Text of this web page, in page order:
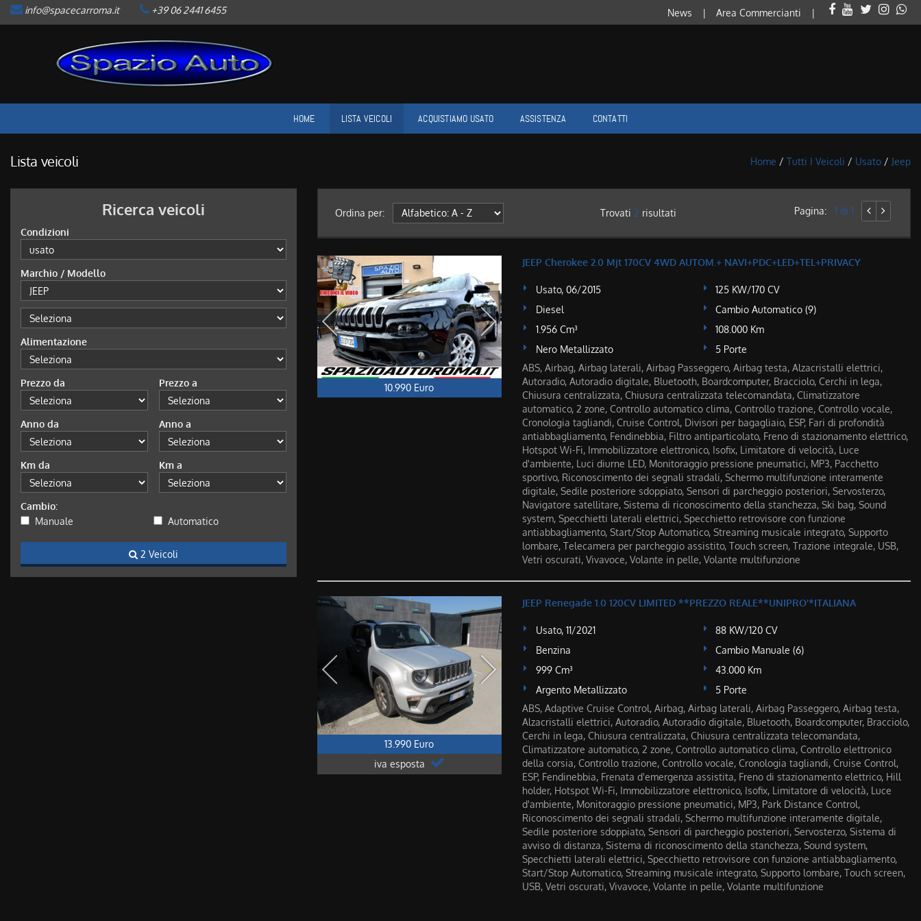
LISTA VEICOLI
AREA COMMERCIANTI
info@spacecarroma.it +39 06 2441 6455 News Area Commercianti
HOME LISTA VEICOLI ACQUISTIAMO USATO ASSISTENZA CONTATTI
Lista veicoli Home / Tutti I Veicoli / Usato / Jeep
Ricerca veicoli
Condizioni
Marchio / Modello
Alimentazione
Prezzo da Prezzo a
Anno da Anno a
Km da Km a
Cambio:
Manuale
Automatico
2 Veicoli
Ordina per: Trovati 2 risultati Pagina: 1 di 1
10.990 Euro
JEEP Cherokee 2.0 Mjt 170CV 4WD AUTOM.+ NAVI+PDC+LED+TEL+PRIVACY
Usato, 06/2015
125 KW/170 CV
Diesel
Cambio Automatico (9)
1.956 Cm³
108.000 Km
Nero Metallizzato
5 Porte
ABS, Airbag, Airbag laterali, Airbag Passeggero, Airbag testa, Alzacristalli elettrici,
Autoradio, Autoradio digitale, Bluetooth, Boardcomputer, Bracciolo, Cerchi in lega,
Chiusura centralizzata, Chiusura centralizzata telecomandata, Climatizzatore
automatico, 2 zone, Controllo automatico clima, Controllo trazione, Controllo vocale,
Cronologia tagliandi, Cruise Control, Divisori per bagagliaio, ESP, Fari di profondità
antiabbagliamento, Fendinebbia, Filtro antiparticolato, Freno di stazionamento elettrico,
Hotspot Wi-Fi, Immobilizzatore elettronico, Isofix, Limitatore di velocità, Luce
d'ambiente, Luci diurne LED, Monitoraggio pressione pneumatici, MP3, Pacchetto
sportivo, Riconoscimento dei segnali stradali, Schermo multifunzione interamente
digitale, Sedile posteriore sdoppiato, Sensori di parcheggio posteriori, Servosterzo,
Navigatore satellitare, Sistema di riconoscimento della stanchezza, Ski bag, Sound
system, Specchietti laterali elettrici, Specchietto retrovisore con funzione
antiabbagliamento, Start/Stop Automatico, Streaming musicale integrato, Supporto
lombare, Telecamera per parcheggio assistito, Touch screen, Trazione integrale, USB,
Vetri oscurati, Vivavoce, Volante in pelle, Volante multifunzione
13.990 Euro
iva esposta
JEEP Renegade 1.0 120CV LIMITED **PREZZO REALE**UNIPRO'*ITALIANA
Usato, 11/2021
88 KW/120 CV
Benzina
Cambio Manuale (6)
999 Cm³
43.000 Km
Argento Metallizzato
5 Porte
ABS, Adaptive Cruise Control, Airbag, Airbag laterali, Airbag Passeggero, Airbag testa,
Alzacristalli elettrici, Autoradio, Autoradio digitale, Bluetooth, Boardcomputer, Bracciolo,
Cerchi in lega, Chiusura centralizzata, Chiusura centralizzata telecomandata,
Climatizzatore automatico, 2 zone, Controllo automatico clima, Controllo elettronico
della corsia, Controllo trazione, Controllo vocale, Cronologia tagliandi, Cruise Control,
ESP, Fendinebbia, Frenata d'emergenza assistita, Freno di stazionamento elettrico, Hill
holder, Hotspot Wi-Fi, Immobilizzatore elettronico, Isofix, Limitatore di velocità, Luce
d'ambiente, Monitoraggio pressione pneumatici, MP3, Park Distance Control,
Riconoscimento dei segnali stradali, Schermo multifunzione interamente digitale,
Sedile posteriore sdoppiato, Sensori di parcheggio posteriori, Servosterzo, Sistema di
avviso di distanza, Sistema di riconoscimento della stanchezza, Sound system,
Specchietti laterali elettrici, Specchietto retrovisore con funzione antiabbagliamento,
Start/Stop Automatico, Streaming musicale integrato, Supporto lombare, Touch screen,
USB, Vetri oscurati, Vivavoce, Volante in pelle, Volante multifunzione